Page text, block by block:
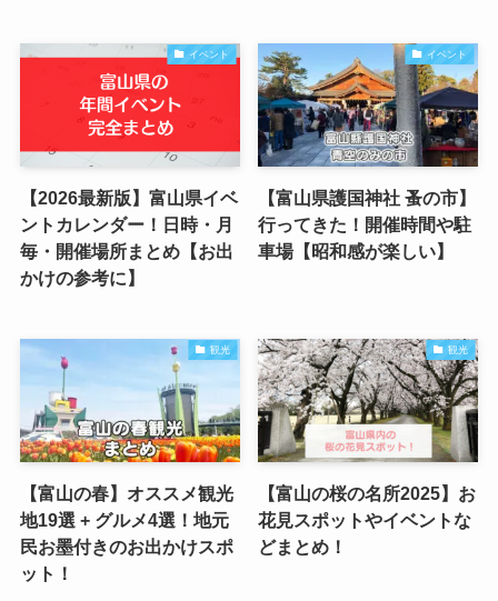
イベント
【2026最新版】富山県イベ
ントカレンダー！日時・月
毎・開催場所まとめ【お出
かけの参考に】
イベント
【富山県護国神社 蚤の市】
行ってきた！開催時間や駐
車場【昭和感が楽しい】
観光
【富山の春】オススメ観光
地19選 + グルメ4選！地元
民お墨付きのお出かけスポ
ット！
観光
【富山の桜の名所2025】お
花見スポットやイベントな
どまとめ！